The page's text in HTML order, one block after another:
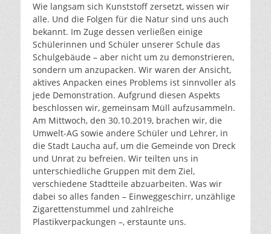
Wie langsam sich Kunststoff zersetzt, wissen wir
alle. Und die Folgen für die Natur sind uns auch
bekannt. Im Zuge dessen verließen einige
Schülerinnen und Schüler unserer Schule das
Schulgebäude – aber nicht um zu demonstrieren,
sondern um anzupacken. Wir waren der Ansicht,
aktives Anpacken eines Problems ist sinnvoller als
jede Demonstration. Aufgrund diesen Aspekts
beschlossen wir, gemeinsam Müll aufzusammeln.
Am Mittwoch, den 30.10.2019, brachen wir, die
Umwelt-AG sowie andere Schüler und Lehrer, in
die Stadt Laucha auf, um die Gemeinde von Dreck
und Unrat zu befreien. Wir teilten uns in
unterschiedliche Gruppen mit dem Ziel,
verschiedene Stadtteile abzuarbeiten. Was wir
dabei so alles fanden – Einweggeschirr, unzählige
Zigarettenstummel und zahlreiche
Plastikverpackungen –, erstaunte uns.